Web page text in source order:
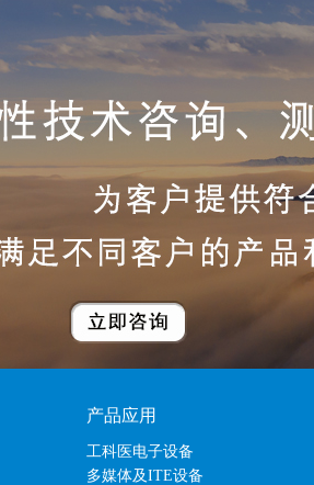
产品应用
工科医电子设备
多媒体及ITE设备